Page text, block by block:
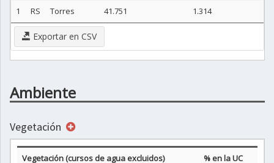
1
RS Torres 41.751 1.314
Exportar en CSV
Ambiente
Vegetación
Vegetación (cursos de agua excluidos)
% en la UC